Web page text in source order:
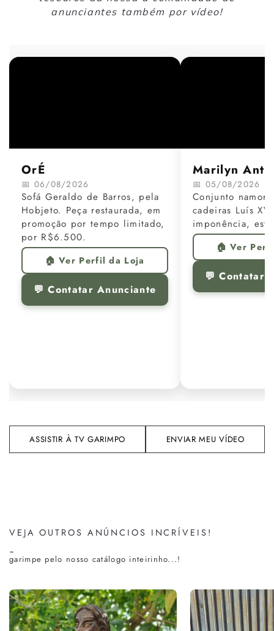
anunciantes também por vídeo!
OrÉ
📅 06/08/2026
Sofá Geraldo de Barros, pela
Hobjeto. Peça restaurada, em
promoção por tempo limitado,
por R$6.500.
🏠 Ver Perfil da Loja
💬 Contatar Anunciante
Marilyn
📅 05/08/2026
Conjunto
cadeiras Luís XV
imponência,
🏠 Ver
💬 Contatar
ASSISTIR À TV GARIMPO ENVIAR MEU VÍDEO
VEJA OUTROS ANÚNCIOS INCRÍVEIS!
-
garimpe pelo nosso catálogo inteirinho...!